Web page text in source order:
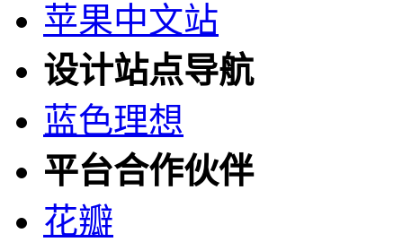
苹果中文站
设计站点导航
蓝色理想
平台合作伙伴
花瓣